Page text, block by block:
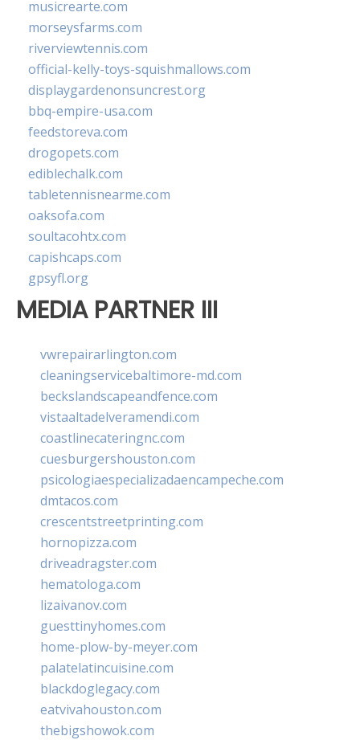
musicrearte.com
morseysfarms.com
riverviewtennis.com
official-kelly-toys-squishmallows.com
displaygardenonsuncrest.org
bbq-empire-usa.com
feedstoreva.com
drogopets.com
ediblechalk.com
tabletennisnearme.com
oaksofa.com
soultacohtx.com
capishcaps.com
gpsyfl.org
MEDIA PARTNER III
vwrepairarlington.com
cleaningservicebaltimore-md.com
beckslandscapeandfence.com
vistaaltadelveramendi.com
coastlinecateringnc.com
cuesburgershouston.com
psicologiaespecializadaencampeche.com
dmtacos.com
crescentstreetprinting.com
hornopizza.com
driveadragster.com
hematologa.com
lizaivanov.com
guesttinyhomes.com
home-plow-by-meyer.com
palatelatincuisine.com
blackdoglegacy.com
eatvivahouston.com
thebigshowok.com